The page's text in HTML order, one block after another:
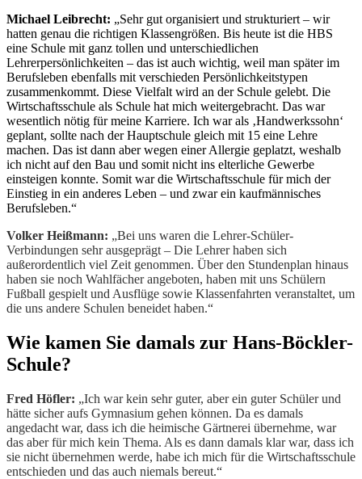
Michael Leibrecht: „Sehr gut organisiert und strukturiert – wir
hatten genau die richtigen Klassengrößen. Bis heute ist die HBS
eine Schule mit ganz tollen und unterschiedlichen
Lehrerpersönlichkeiten – das ist auch wichtig, weil man später im
Berufsleben ebenfalls mit verschieden Persönlichkeitstypen
zusammenkommt. Diese Vielfalt wird an der Schule gelebt. Die
Wirtschaftsschule als Schule hat mich weitergebracht. Das war
wesentlich nötig für meine Karriere. Ich war als ‚Handwerkssohn‘
geplant, sollte nach der Hauptschule gleich mit 15 eine Lehre
machen. Das ist dann aber wegen einer Allergie geplatzt, weshalb
ich nicht auf den Bau und somit nicht ins elterliche Gewerbe
einsteigen konnte. Somit war die Wirtschaftsschule für mich der
Einstieg in ein anderes Leben – und zwar ein kaufmännisches
Berufsleben.“
Volker Heißmann: „Bei uns waren die Lehrer-Schüler-
Verbindungen sehr ausgeprägt – Die Lehrer haben sich
außerordentlich viel Zeit genommen. Über den Stundenplan hinaus
haben sie noch Wahlfächer angeboten, haben mit uns Schülern
Fußball gespielt und Ausflüge sowie Klassenfahrten veranstaltet, um
die uns andere Schulen beneidet haben.“
Wie kamen Sie damals zur Hans-Böckler-
Schule?
Fred Höfler: „Ich war kein sehr guter, aber ein guter Schüler und
hätte sicher aufs Gymnasium gehen können. Da es damals
angedacht war, dass ich die heimische Gärtnerei übernehme, war
das aber für mich kein Thema. Als es dann damals klar war, dass ich
sie nicht übernehmen werde, habe ich mich für die Wirtschaftsschule
entschieden und das auch niemals bereut.“